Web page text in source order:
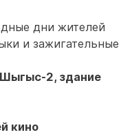
дни жителей
и зажигательные
2, здание
кино